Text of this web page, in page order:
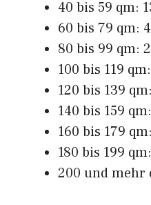
40 bis 59 qm:
60 bis 79 qm:
80 bis 99 qm:
100 bis 119
120 bis 139
140 bis 159
160 bis 179
180 bis 199
200 und mehr